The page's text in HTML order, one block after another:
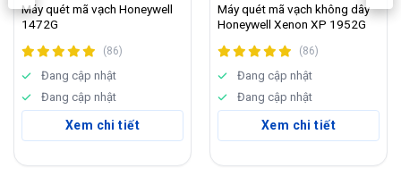
Máy quét mã vạch Honeywell
1472G
(86)
Đang cập nhật
Đang cập nhật
Xem chi tiết
Máy quét mã vạch không dây
Honeywell Xenon XP 1952G
(86)
Đang cập nhật
Đang cập nhật
Xem chi tiết